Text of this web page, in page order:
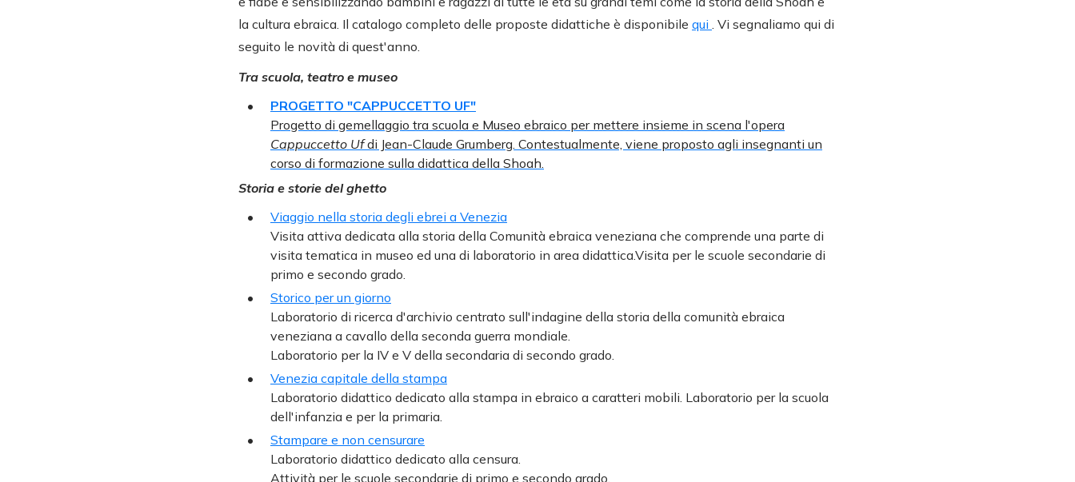
la cultura ebraica. Il catalogo completo delle proposte didattiche è disponibile qui . Vi segnaliamo qui di
seguito le novità di quest'anno.
Tra scuola, teatro e museo
PROGETTO "CAPPUCCETTO UF"
Progetto di gemellaggio tra scuola e Museo ebraico per mettere insieme in scena l'opera
Cappuccetto Ufdi Jean-Claude Grumberg. Contestualmente, viene proposto agli insegnanti un
corso di formazione sulla didattica della Shoah.
Storia e storie del ghetto
Viaggio nella storia degli ebrei a Venezia
Visita attiva dedicata alla storia della Comunità ebraica veneziana che comprende una parte di
visita tematica in museo ed una di laboratorio in area didattica.Visita per le scuole secondarie di
primo e secondo grado.
Storico per un giorno
Laboratorio di ricerca d'archivio centrato sull'indagine della storia della comunità ebraica
veneziana a cavallo della seconda guerra mondiale.
Laboratorio per la IV e V della secondaria di secondo grado.
Venezia capitale della stampa
Laboratorio didattico dedicato alla stampa in ebraico a caratteri mobili. Laboratorio per la scuola
dell'infanzia e per la primaria.
Stampare e non censurare
Laboratorio didattico dedicato alla censura.
Attività per le scuole secondarie di primo e secondo grado.